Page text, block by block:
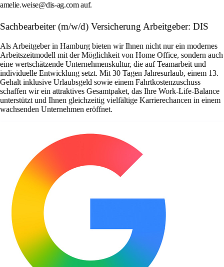
amelie.weise@dis-ag.com auf.
Sachbearbeiter (m/w/d) Versicherung Arbeitgeber: DIS
Als Arbeitgeber in Hamburg bieten wir Ihnen nicht nur ein modernes
Arbeitszeitmodell mit der Möglichkeit von Home Office, sondern auch
eine wertschätzende Unternehmenskultur, die auf Teamarbeit und
individuelle Entwicklung setzt. Mit 30 Tagen Jahresurlaub, einem 13.
Gehalt inklusive Urlaubsgeld sowie einem Fahrtkostenzuschuss
schaffen wir ein attraktives Gesamtpaket, das Ihre Work-Life-Balance
unterstützt und Ihnen gleichzeitig vielfältige Karrierechancen in einem
wachsenden Unternehmen eröffnet.